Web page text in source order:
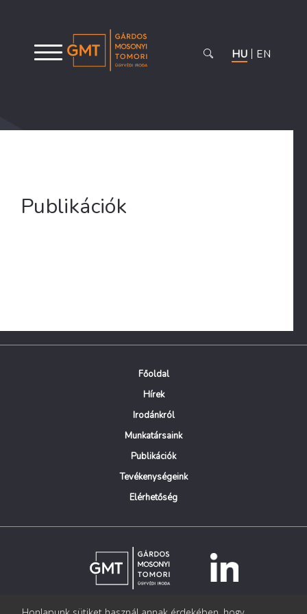
HU EN
Publikációk
Főoldal
Hírek
Irodánkról
Munkatársaink
Publikációk
Tevékenységeink
Elérhetőség